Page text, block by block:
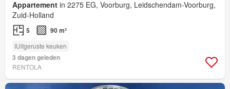
Appartement in 2275 EG, Voorburg, Leidschendam-Voorburg,
Zuid-Holland
5 90 m²
IUitgeruste keuken
3 dagen geleden
RENTOLA